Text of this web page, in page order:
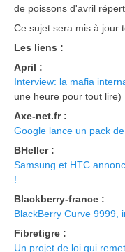
de poissons d'avril
Ce sujet sera mis à jour
Les liens :
April :
Interview: la mafia
une heure pour tout lire)
Axe-net.fr :
Google lance un pack
BHeller :
Samsung et HTC
!
Blackberry-france :
BlackBerry Curve 9999,
Fibretigre :
Un projet de loi qui